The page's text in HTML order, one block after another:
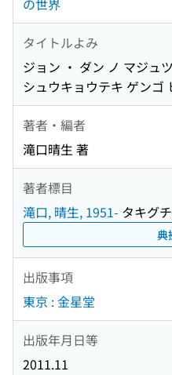
の世界
タイトルよみ
ジョン ・ ダン ノ マジュ
シュウキョウテキ ゲンゴ
著者・編者
滝口晴生 著
著者標目
滝口, 晴生, 1951- タキグ
典
出版事項
東京 : 金星堂
出版年月日等
2011.11